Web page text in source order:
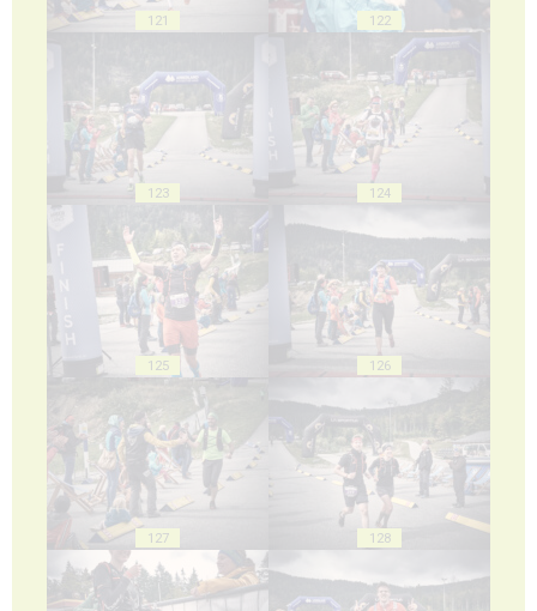
121 122
123 124
125 126
127 128